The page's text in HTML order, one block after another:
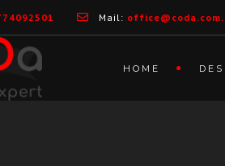
Mail:
HOME